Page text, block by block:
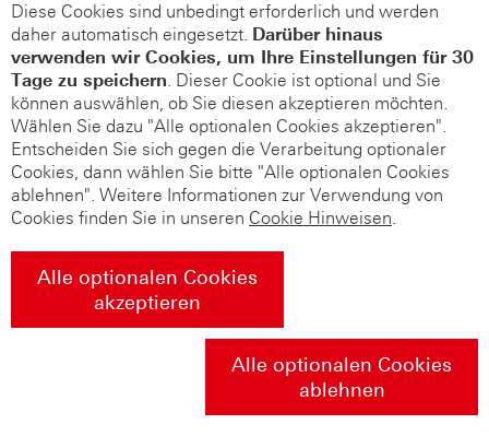
Diese Cookies sind unbedingt erforderlich und werden
daher automatisch eingesetzt. Darüber hinaus
verwenden wir Cookies, um Ihre Einstellungen für 30
Tage zu speichern. Dieser Cookie ist optional und Sie
können auswählen, ob Sie diesen akzeptieren möchten.
Wählen Sie dazu "Alle optionalen Cookies akzeptieren".
Entscheiden Sie sich gegen die Verarbeitung optionaler
Cookies, dann wählen Sie bitte "Alle optionalen Cookies
ablehnen". Weitere Informationen zur Verwendung von
Cookies finden Sie in unseren Cookie Hinweisen.
Alle optionalen Cookies
akzeptieren
Alle optionalen Cookies
ablehnen